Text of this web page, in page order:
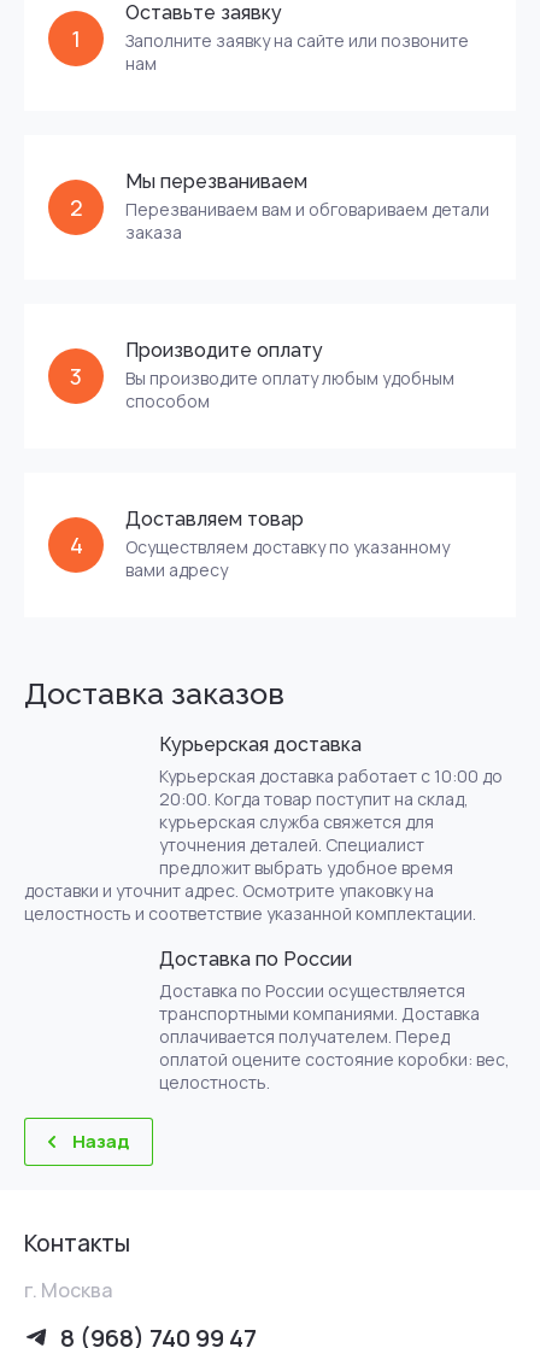
1
Оставьте заявку
Заполните заявку на сайте или позвоните
нам
2
Мы перезваниваем
Перезваниваем вам и обговариваем детали
заказа
3
Производите оплату
Вы производите оплату любым удобным
способом
4
Доставляем товар
Осуществляем доставку по указанному
вами адресу
Доставка заказов
Курьерская доставка
Курьерская доставка работает с 10:00 до
20:00. Когда товар поступит на склад,
курьерская служба свяжется для
уточнения деталей. Специалист
предложит выбрать удобное время
доставки и уточнит адрес. Осмотрите упаковку на
целостность и соответствие указанной комплектации.
Доставка по России
Доставка по России осуществляется
транспортными компаниями. Доставка
оплачивается получателем. Перед
оплатой оцените состояние коробки: вес,
целостность.
Назад
Контакты
г. Москва
8 (968) 740 99 47